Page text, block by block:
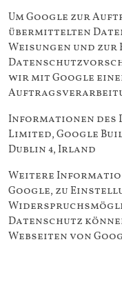
Um Google zur
übermittelten
Weisungen und
wir mit Google
Informationen
Limited, Google
Dublin 4, Irland
Weitere
Google, zu
Datenschutz
Webseiten von